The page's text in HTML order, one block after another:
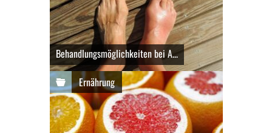
Behandlungsmöglichkeiten bei A...
Ernährung